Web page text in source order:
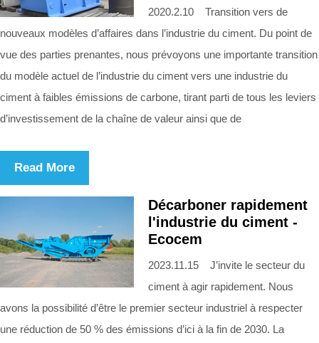
2020.2.10 Transition vers de
nouveaux modèles d’affaires dans l’industrie du ciment. Du point de
vue des parties prenantes, nous prévoyons une importante transition
du modèle actuel de l’industrie du ciment vers une industrie du
ciment à faibles émissions de carbone, tirant parti de tous les leviers
d’investissement de la chaîne de valeur ainsi que de
Read More
Décarboner rapidement
l'industrie du ciment -
Ecocem
2023.11.15 J’invite le secteur du
ciment à agir rapidement. Nous
avons la possibilité d’être le premier secteur industriel à respecter
une réduction de 50 % des émissions d’ici à la fin de 2030. La